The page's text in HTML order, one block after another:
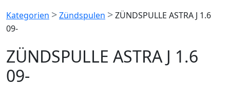
Kategorien >Zündspulen >ZÜNDSPULLE ASTRA J 1.6
09-
ZÜNDSPULLE ASTRA J 1.6
09-